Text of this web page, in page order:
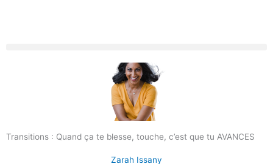
Transitions : Quand ça te blesse, touche, c’est que tu AVANCES
Zarah Issany